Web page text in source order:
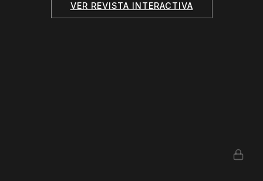
VER REVISTA INTERACTIVA